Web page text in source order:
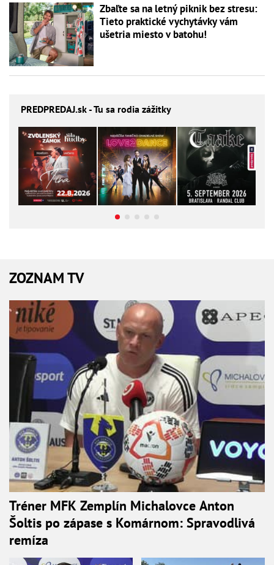
Zbaľte sa na letný piknik bez stresu:
Tieto praktické vychytávky vám
ušetria miesto v batohu!
PREDPREDAJ.sk - Tu sa rodia zážitky
ZOZNAM TV
Tréner MFK Zemplín Michalovce Anton
Šoltis po zápase s Komárnom: Spravodlivá
remíza